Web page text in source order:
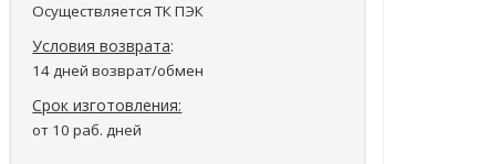
Осуществляется ТК ПЭК
Условия возврата:
14 дней возврат/обмен
Срок изготовления:
от 10 раб. дней